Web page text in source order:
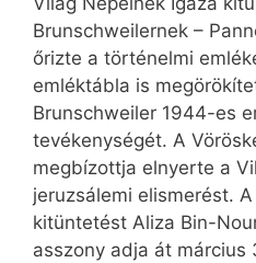
Brunschweilernek –
őrizte a történelmi
emléktábla is
Brunschweiler 1944-es
tevékenységét. A
megbízottja elnyerte a
jeruzsálemi elismerést.
kitüntetést Aliza Bin-
asszony adja át március